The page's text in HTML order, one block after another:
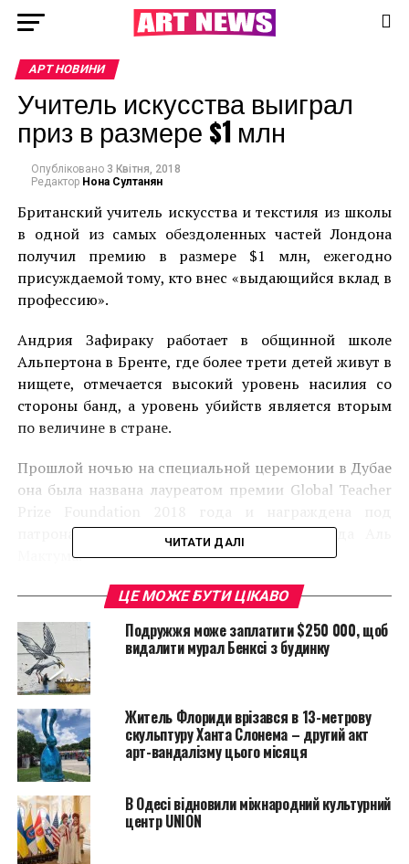
АРТ НОВИНИ
Учитель искусства выиграл
приз в размере $1 млн
Опубліковано 3 Квітня, 2018
Редактор Нона Султанян
Британский учитель искусства и текстиля из школы
в одной из самых обездоленных частей Лондона
получил премию в размере $1 млн, ежегодно
присуждаемой тому, кто внес «выдающийся вклад в
профессию».
Андрия Зафираку работает в общинной школе
Альпертона в Бренте, где более трети детей живут в
нищете, отмечается высокий уровень насилия со
стороны банд, а уровень убийств является вторым
по величине в стране.
Прошлой ночью на специальной церемонии в Дубае
она была названа лауреатом премии Global Teacher
патронажем шейха Мохаммеда бен Рашида Аль
Мактума.
Мероприятие было организовано
южноафриканским комиком и ведущим шоу Daily
Тревором Ноем и включало выступление
Оскароносной певицы Дженнифер Хадсон, а также
появление чемпиона мира Формулы-1 Льюиса
Хэмилтона, который и вручил Зафираку трофей.
Другие мероприятия можно посмотреть
впортфолио агентства slupsky.
министр Великобритании Тереза Мэй поздравила
Зафираку.
ЧИТАТИ ДАЛІ
ЦЕ МОЖЕ БУТИ ЦІКАВО
Подружжя може заплатити $250 000, щоб
видалити мурал Бенксі з будинку
Житель Флориди врізався в 13-метрову
скульптуру Ханта Слонема – другий акт
арт-вандалізму цього місяця
В Одесі відновили міжнародний культурний
центр UNION